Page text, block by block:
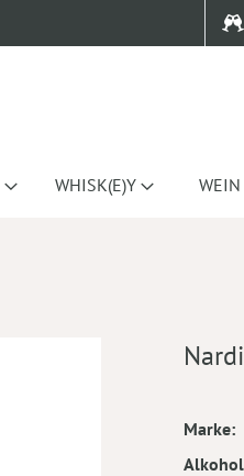
WHISK(E)Y WEIN
Mehr
Marke